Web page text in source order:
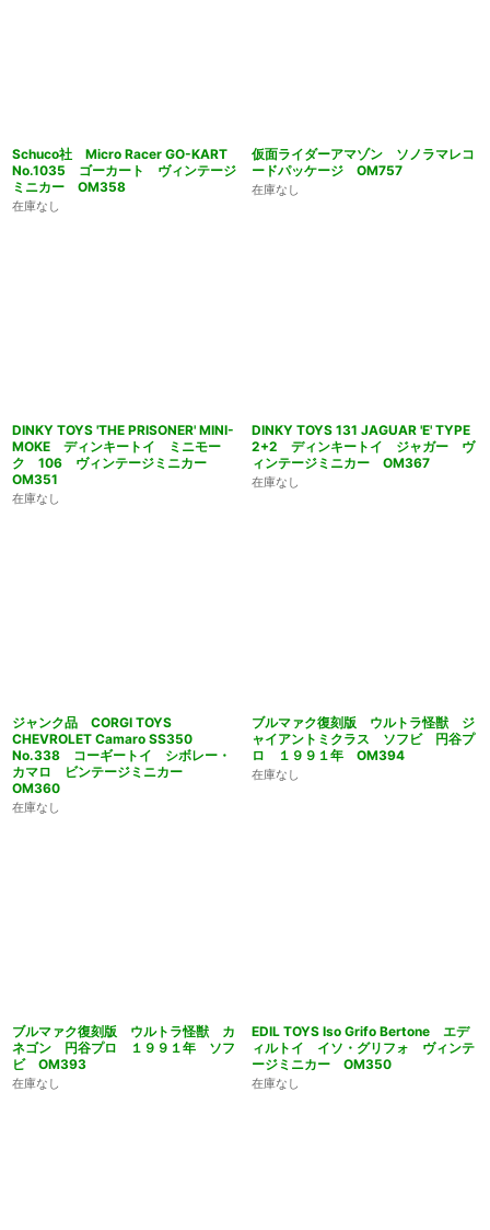
Schuco社 Micro Racer GO-KART
No.1035 ゴーカート ヴィンテージ
ミニカー OM358
在庫なし
仮面ライダーアマゾン ソノラマレコ
ードパッケージ OM757
在庫なし
DINKY TOYS 'THE PRISONER' MINI-
MOKE ディンキートイ ミニモー
ク 106 ヴィンテージミニカー
OM351
在庫なし
DINKY TOYS 131 JAGUAR 'E' TYPE
2+2 ディンキートイ ジャガー ヴ
ィンテージミニカー OM367
在庫なし
ジャンク品 CORGI TOYS
CHEVROLET Camaro SS350
No.338 コーギートイ シボレー・
カマロ ビンテージミニカー
OM360
在庫なし
ブルマァク復刻版 ウルトラ怪獣 ジ
ャイアントミクラス ソフビ 円谷プ
ロ １９９１年 OM394
在庫なし
ブルマァク復刻版 ウルトラ怪獣 カ
ネゴン 円谷プロ １９９１年 ソフ
ビ OM393
在庫なし
EDIL TOYS Iso Grifo Bertone エデ
ィルトイ イソ・グリフォ ヴィンテ
ージミニカー OM350
在庫なし